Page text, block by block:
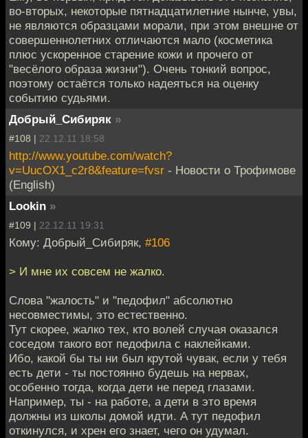
во-вторых, некоторые пятнадцатилетние нынче, увы,
не являются образцами морали, при этом внешне от
совершеннолетних отличаются мало (косметика
плюс ускоренное старение кожи и прочего от
"весёлого образа жизни"). Очень тонкий вопрос,
поэтому остаётся только надеяться на оценку
событию судьями.
Добрый_Сибиряк »
#108 | 22.12.11 18:58
http://www.youtube.com/watch?
v=UucOX1_c2r8&feature=fvsr - Новости о Трофимове
(English)
Lookin »
#109 | 22.12.11 19:31
Кому: Добрый_Сибиряк, #106
> И мне их совсем не жалко.
Слова "жалость" и "педофил" абсолютно
несовместимы, это естественно.
Тут скорее, жалко тех, кто волей случая оказался
соседом такого вот педофила с наклейками.
Ибо, какой бы ты ни был крутой чувак, если у тебя
есть дети - ты постоянно будешь на нервах,
особенно тогда, когда дети не перед глазами.
Например, ты - на работе, а дети в это время
должны из школы домой идти. А тут педофил
откинулся, и хрен его знает, чего он удумал.